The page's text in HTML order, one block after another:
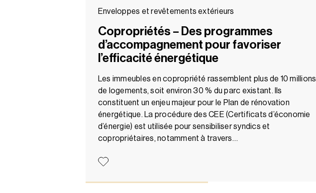
Enveloppes et revêtements extérieurs
Copropriétés – Des programmes
d’accompagnement pour favoriser
l’efficacité énergétique
Les immeubles en copropriété rassemblent plus de 10 millions
de logements, soit environ 30 % du parc existant. Ils
constituent un enjeu majeur pour le Plan de rénovation
énergétique. La procédure des CEE (Certificats d’économie
d’énergie) est utilisée pour sensibiliser syndics et
copropriétaires, notamment à travers…